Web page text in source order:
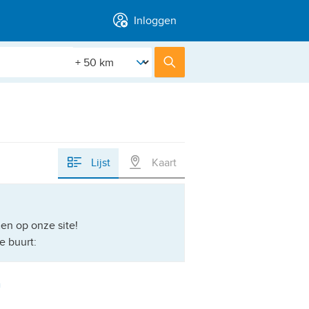
Inloggen
[Straal]
Lijst Kaart
op onze site!
buurt: